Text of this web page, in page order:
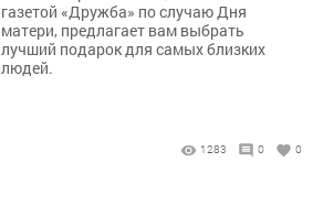
газетой «Дружба» по случаю Дня
матери, предлагает вам выбрать
лучший подарок для самых близких
людей.
1283 0 0